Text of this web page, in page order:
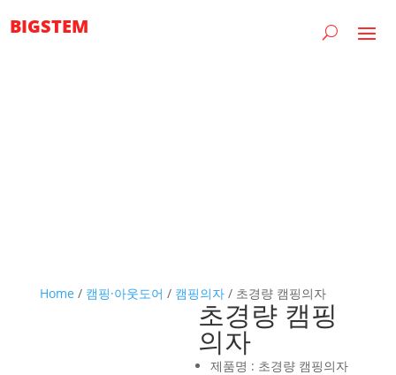
BIGSTEM
Home / 캠핑·아웃도어 / 캠핑의자/ 초경량 캠핑의자
초경량 캠핑
의자
제품명 : 초경량 캠핑의자